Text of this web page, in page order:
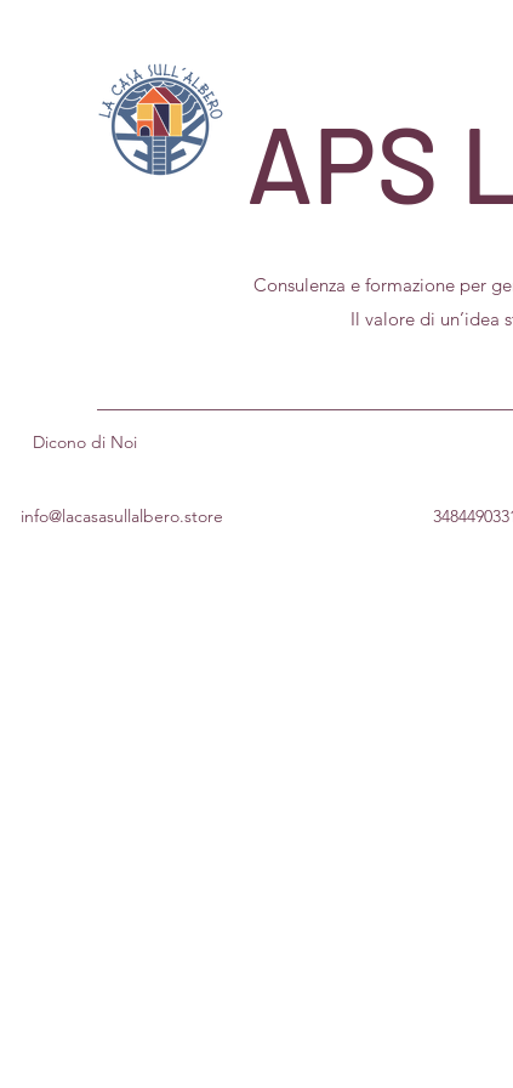
APS
Consulenza e formazione
Il valore di un’idea sta
Dicono di Noi
info@lacasasullalbero.store